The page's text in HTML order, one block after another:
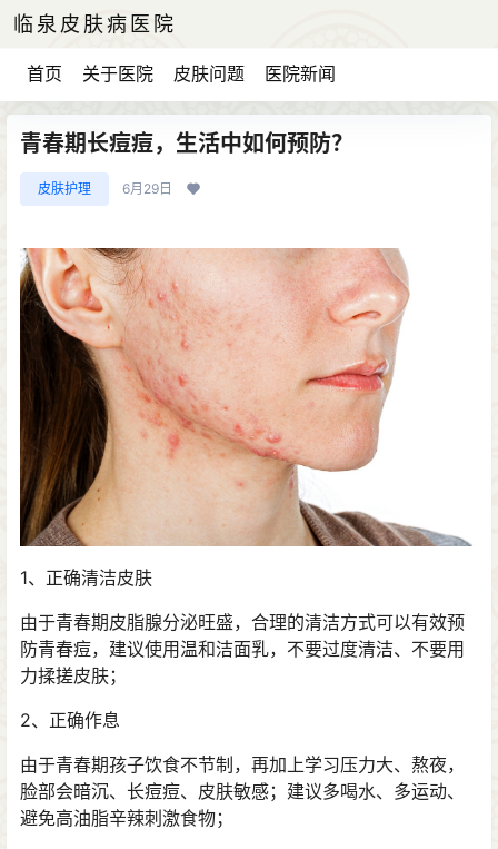
临泉皮肤病医院
首页 关于医院 皮肤问题 医院新闻
青春期长痘痘，生活中如何预防？
皮肤护理 6月29日
1、正确清洁皮肤
由于青春期皮脂腺分泌旺盛，合理的清洁方式可以有效预
防青春痘，建议使用温和洁面乳，不要过度清洁、不要用
力揉搓皮肤；
2、正确作息
由于青春期孩子饮食不节制，再加上学习压力大、熬夜，
脸部会暗沉、长痘痘、皮肤敏感；建议多喝水、多运动、
避免高油脂辛辣刺激食物；